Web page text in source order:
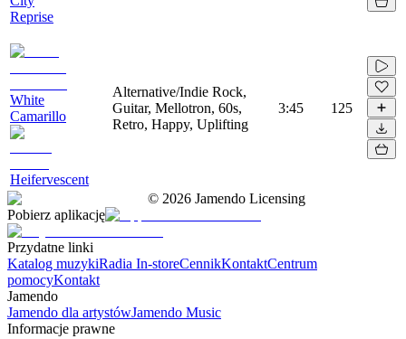
Reprise
White
Camarillo
Heifervescent
Alternative/Indie Rock,
Guitar, Mellotron, 60s,
Retro, Happy, Uplifting
3:45 125
© 2026 Jamendo Licensing
Pobierz aplikację
Przydatne linki
Katalog muzykiRadia In-storeCennikKontaktCentrum
pomocyKontakt
Jamendo
Jamendo dla artystówJamendo Music
Informacje prawne